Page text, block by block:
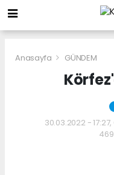
Anasayfa GÜNDEM
30.03.2022 -